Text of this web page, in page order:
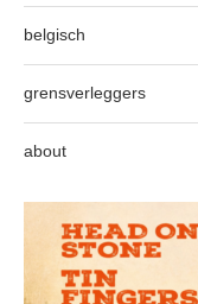
belgisch
grensverleggers
about